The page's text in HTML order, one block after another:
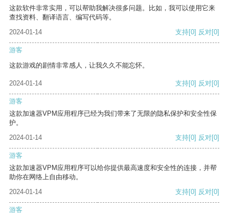
这款软件非常实用，可以帮助我解决很多问题。比如，我可以使用它来
查找资料、翻译语言、编写代码等。
2024-01-14
支持[0] 反对[0]
游客
这款游戏的剧情非常感人，让我久久不能忘怀。
2024-01-14 支持[0] 反对[0]
游客
这款加速器VPM应用程序已经为我们带来了无限的隐私保护和安全性保
护。
2024-01-14
支持[0] 反对[0]
游客
这款加速器VPM应用程序可以给你提供最高速度和安全性的连接，并帮
助你在网络上自由移动。
2024-01-14
支持[0] 反对[0]
游客